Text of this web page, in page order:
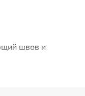
швов и
и мягок, это